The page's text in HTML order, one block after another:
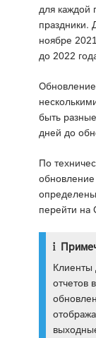
для каждой
праздники.
ноябре
до 2022
быть
дней до
По
обновление
перейти на
Клиенты
отчетов